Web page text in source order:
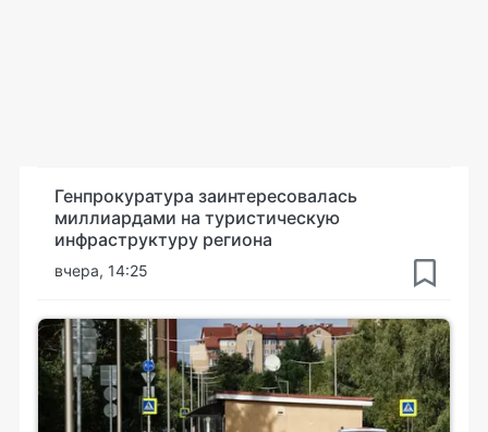
Генпрокуратура заинтересовалась
миллиардами на туристическую
инфраструктуру региона
вчера, 14:25